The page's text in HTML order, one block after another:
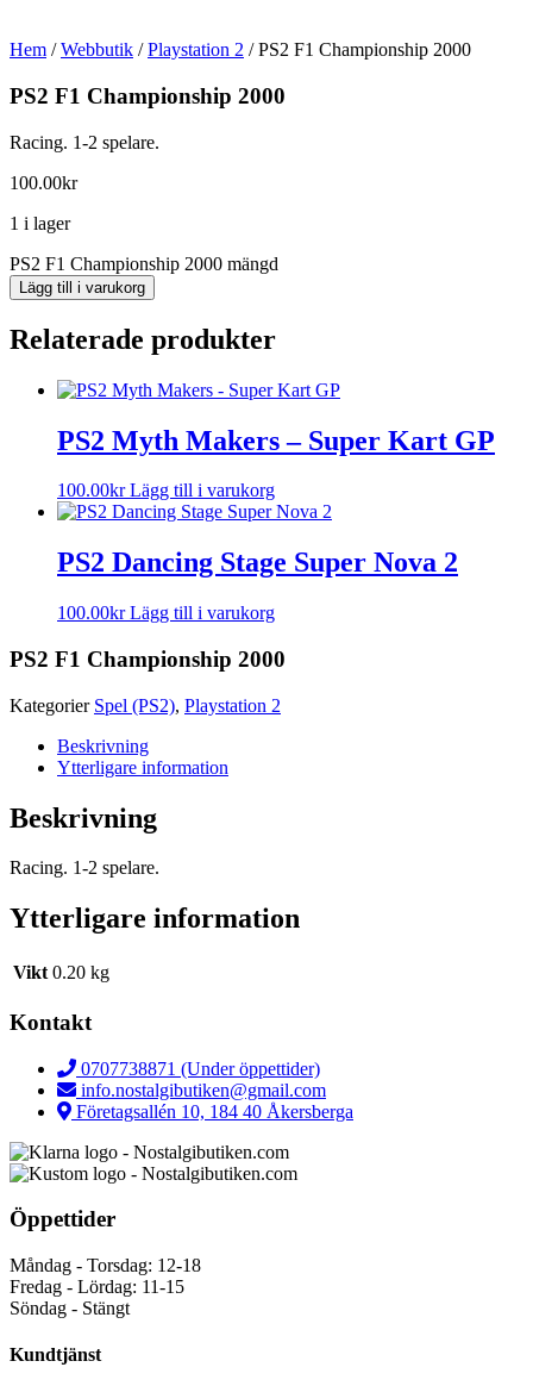
Hem /Webbutik /Playstation 2 / PS2 F1 Championship 2000
PS2 F1 Championship 2000
Racing. 1-2 spelare.
100.00kr
1 i lager
PS2 F1 Championship 2000 mängd
Lägg till i varukorg
Relaterade produkter
PS2 Myth Makers – Super Kart GP
100.00kr Lägg till i varukorg
PS2 Dancing Stage Super Nova 2
100.00kr Lägg till i varukorg
PS2 F1 Championship 2000
Kategorier Spel (PS2), Playstation 2
Beskrivning
Ytterligare information
Beskrivning
Racing. 1-2 spelare.
Ytterligare information
Vikt 0.20 kg
Kontakt
0707738871 (Under öppettider)
info.nostalgibutiken@gmail.com
Företagsallén 10, 184 40 Åkersberga
Öppettider
Måndag - Torsdag: 12-18
Fredag - Lördag: 11-15
Söndag - Stängt
Kundtjänst